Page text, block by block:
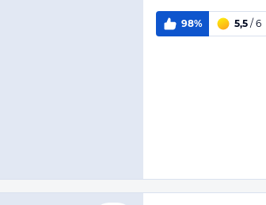
98% 5,5 / 6